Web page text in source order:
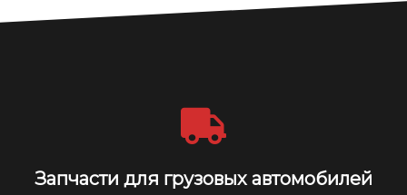
Запчасти для грузовых автомобилей